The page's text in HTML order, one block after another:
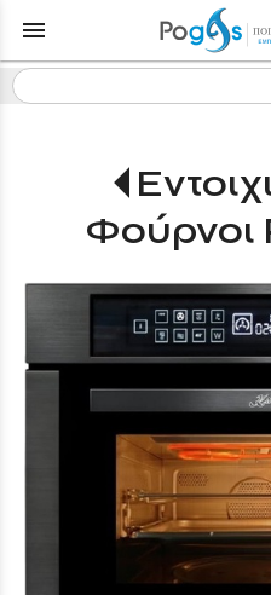
menu
Φούρνοι